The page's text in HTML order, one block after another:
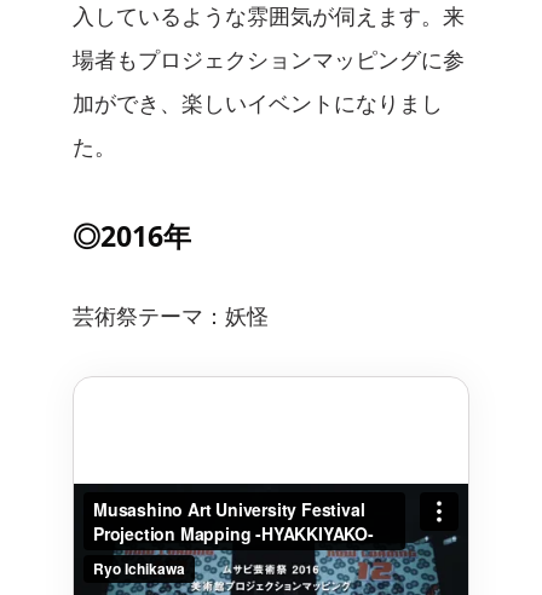
入しているような雰囲気が伺えます。来
場者もプロジェクションマッピングに参
加ができ、楽しいイベントになりまし
た。
◎2016年
芸術祭テーマ：妖怪